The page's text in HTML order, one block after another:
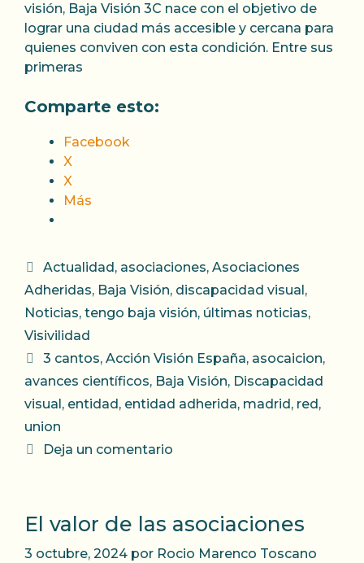
visión, Baja Visión 3C nace con el objetivo de
lograr una ciudad más accesible y cercana para
quienes conviven con esta condición. Entre sus
primeras
Comparte esto:
Facebook
X
X
Más
Categorías
Actualidad , asociaciones, Asociaciones
Adheridas, Baja Visión, discapacidad visual ,
Noticias, tengo baja visión, últimas noticias,
Visivilidad
Etiquetas
3 cantos, Acción Visión España, asocaicion,
avances científicos, Baja Visión, Discapacidad
visual , entidad , entidad adherida, madrid , red ,
union
Deja un comentario
El valor de las asociaciones
3 octubre, 2024 por Rocio Marenco Toscano